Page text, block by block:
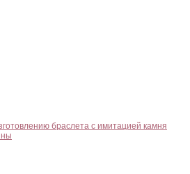
браслета с имитацией камня